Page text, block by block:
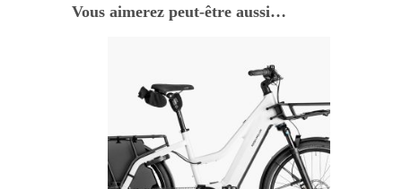
Vous aimerez peut-être aussi…